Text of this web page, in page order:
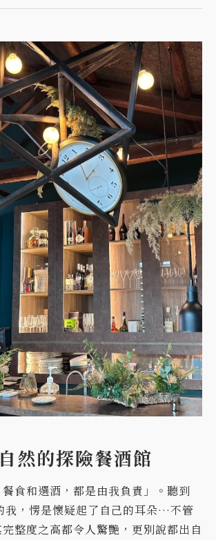
然的探險餐酒館
餐食和選酒，都是由我負責」。聽到
，愣是懷疑起了自己的耳朵…不管
完整度之高都令人驚艷，更別說都出自